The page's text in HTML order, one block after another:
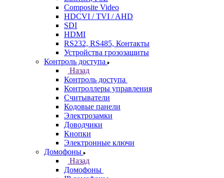
Composite Video
HDCVI / TVI / AHD
SDI
HDMI
RS232, RS485, Контакты
Устройства грозозащиты
Контроль доступа
Назад
Контроль доступа
Контроллеры управления
Считыватели
Кодовые панели
Электрозамки
Доводчики
Кнопки
Электронные ключи
Домофоны
Назад
Домофоны